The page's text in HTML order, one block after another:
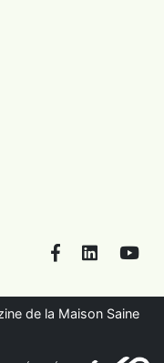
FacebookLinkedIn
de la Maison Saine